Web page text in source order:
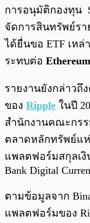
การอนุมัติกองทุน
จัดการสินทรัพย์รา
ได้ยื่นขอ ETF เห
ระทบต่อ Ethereum
รายงานยังกล่าวถึ
ของ Ripple ในปี
สำนักงานคณะกร
ตลาดหลักทรัพย์แห่
แพลตฟอร์มสกุลเงิ
Bank Digital
ตามข้อมูลจาก
แพลตฟอร์มของ